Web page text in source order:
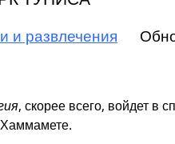
и развлечения
, скорее всего, войдет в